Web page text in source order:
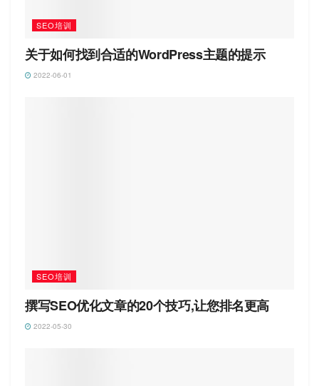
SEO培训
关于如何找到合适的WordPress主题的提示
2022-06-01
SEO培训
撰写SEO优化文章的20个技巧,让您排名更高
2022-05-30